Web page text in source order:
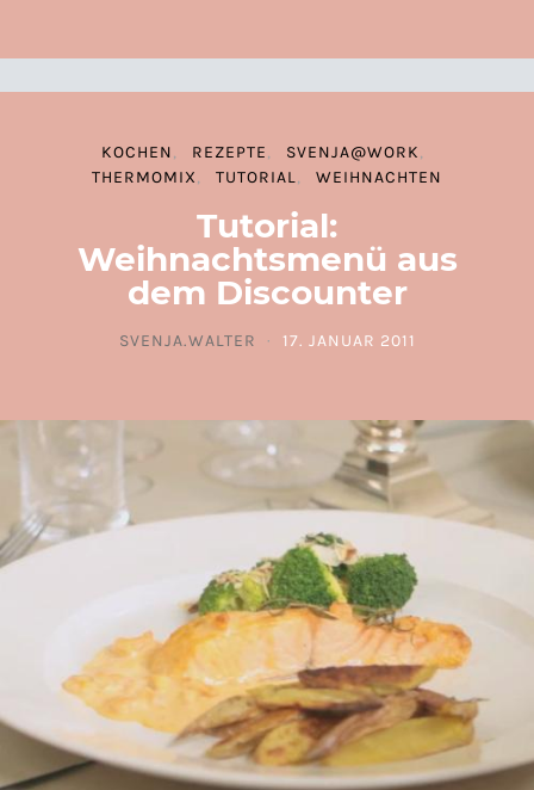
KOCHEN REZEPTE
SVENJA@WORK
THERMOMIX
TUTORIAL WEIHNACHTEN
Tutorial:
Weihnachtsmenü aus
dem Discounter
SVENJA.WALTER
POSTED ON
17. JANUAR 2011